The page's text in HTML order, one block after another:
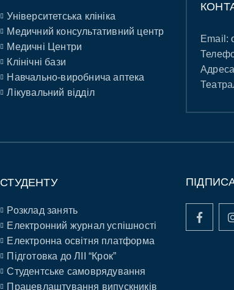
Університетська клініка
Медичний консультативний центр
Медичні Центри
Клінічні бази
Навчально-виробнича аптека
Лікувальний відділ
Email:
СТУДЕНТУ
Розклад занять
Електронний журнал успішності
Електронна освітня платформа
Підготовка до ЛІІ “Крок”
Студентське самоврядування
Працевлаштування випускників